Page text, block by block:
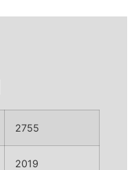
2755
2019